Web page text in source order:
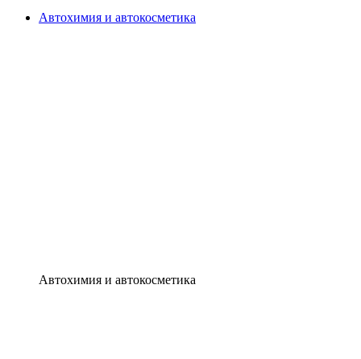
Автохимия и автокосметика
Автохимия и автокосметика